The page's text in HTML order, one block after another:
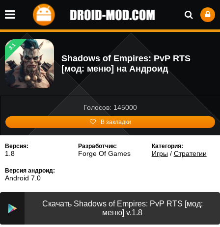
3.1
Shadows of Empires: PvP RTS
[мод: меню] на Андроид
Голосов: 145000
В закладки
Версия:
1.8
Разработчик:
Forge Of Games
Категория:
Игры/ Стратегии
Версия андроид:
Android 7.0
Скачать Shadows of Empires: PvP RTS [мод:
меню] v.1.8